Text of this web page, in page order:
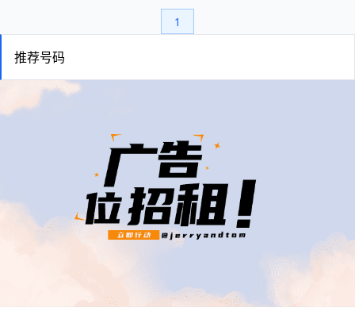
1
推荐号码